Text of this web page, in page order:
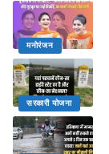
मनोरंजन
सरकारी योजना